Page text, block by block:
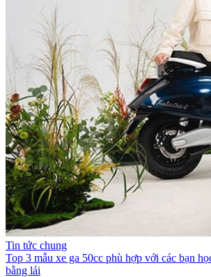
Tin tức chung
Top 3 mẫu xe ga 50cc phù hợp với các bạn
bằng lái